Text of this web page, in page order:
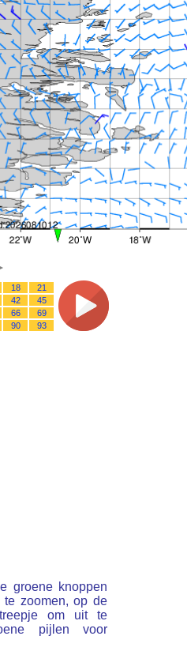
18
21
42
45
66
69
90 93
groene knoppen
zoomen, op de
om uit te
pijlen voor